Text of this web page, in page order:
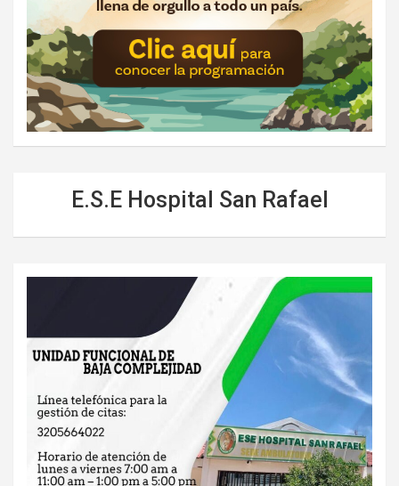
E.S.E Hospital San Rafael